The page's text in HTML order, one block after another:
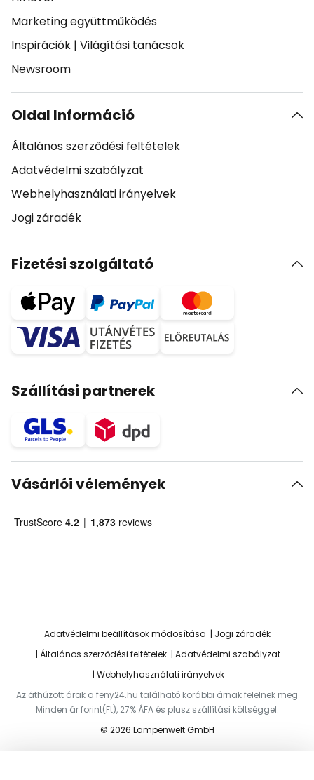
Marketing együttműködés
Inspirációk | Világítási tanácsok
Newsroom
Oldal Információ
Általános szerződési feltételek
Adatvédelmi szabályzat
Webhelyhasználati irányelvek
Jogi záradék
Fizetési szolgáltató
Szállítási partnerek
Vásárlói vélemények
Adatvédelmi beállítások módosítása
Jogi záradék
Általános szerződési feltételek
Adatvédelmi szabályzat
Webhelyhasználati irányelvek
Az áthúzott árak a feny24.hu található korábbi árnak felelnek meg
Minden ár forint(Ft), 27% ÁFA és plusz szállítási költséggel.
© 2026 Lampenwelt GmbH